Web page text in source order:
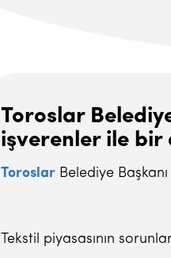
Toroslar
işverenler ile bir
Toroslar Belediye Başkanı
Tekstil piyasasının